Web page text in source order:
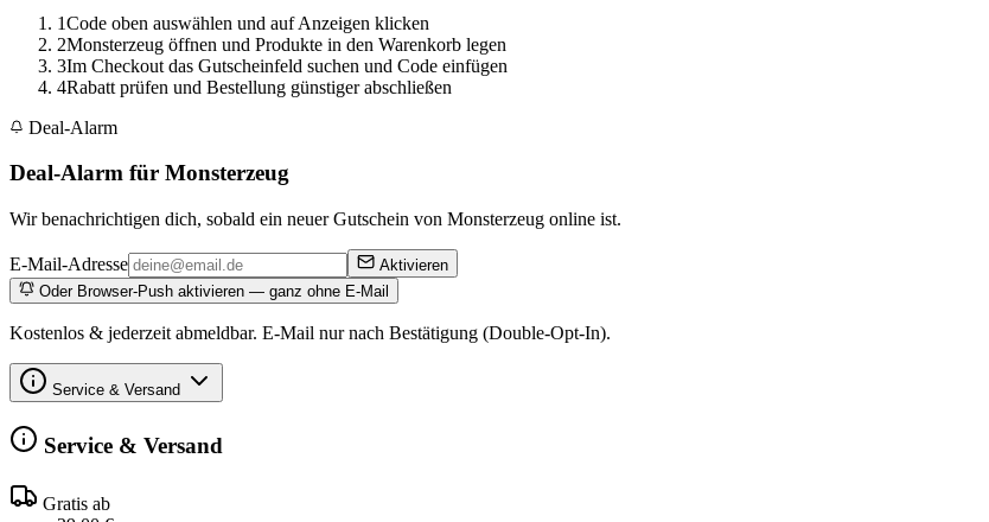
1Code oben auswählen und auf Anzeigen klicken
2Monsterzeug öffnen und Produkte in den Warenkorb legen
3Im Checkout das Gutscheinfeld suchen und Code einfügen
4Rabatt prüfen und Bestellung günstiger abschließen
Deal-Alarm
Deal-Alarm für Monsterzeug
Wir benachrichtigen dich, sobald ein neuer Gutschein von Monsterzeug online ist.
E-Mail-Adresse
Aktivieren
Oder Browser-Push aktivieren — ganz ohne E-Mail
Kostenlos & jederzeit abmeldbar. E-Mail nur nach Bestätigung (Double-Opt-In).
Service & Versand
Service & Versand
Gratis ab